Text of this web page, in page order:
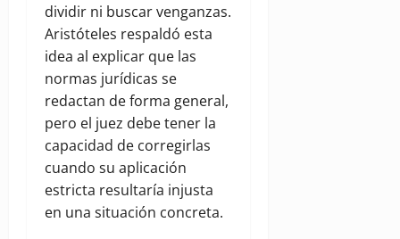
dividir ni buscar venganzas.
Aristóteles respaldó esta
idea al explicar que las
normas jurídicas se
redactan de forma general,
pero el juez debe tener la
capacidad de corregirlas
cuando su aplicación
estricta resultaría injusta
en una situación concreta.